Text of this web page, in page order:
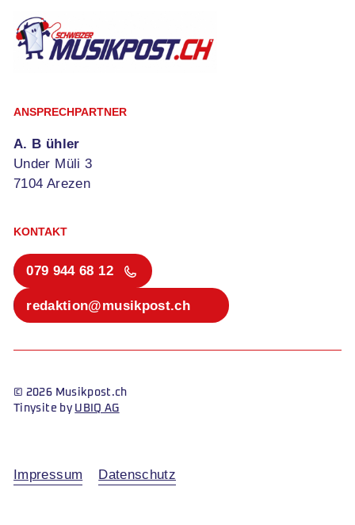
ANSPRECHPARTNER
A. B ühler
Under Müli 3
7104 Arezen
KONTAKT
079 944 68 12
redaktion@musikpost.ch
© 2026 Musikpost.ch
Tinysite by UBIQ AG
Impressum Datenschutz